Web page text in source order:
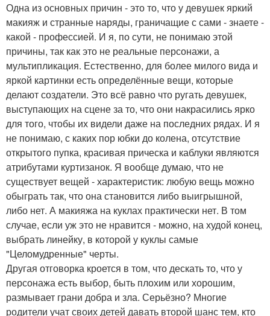
Одна из основных причин - это то, что у девушек яркий
макияж и странные наряды, граничащие с сами - знаете -
какой - профессией. И я, по сути, не понимаю этой
причины, так как это не реальные персонажи, а
мультипликация. Естественно, для более милого вида и
яркой картинки есть определённые вещи, которые
делают создатели. Это всё равно что ругать девушек,
выступающих на сцене за то, что они накрасились ярко
для того, чтобы их видели даже на последних рядах. И я
не понимаю, с каких пор юбки до колена, отсутствие
открытого пупка, красивая прическа и каблуки являются
атрибутами куртизанок. Я вообще думаю, что не
существует вещей - характеристик: любую вещь можно
обыграть так, что она становится либо выигрышной,
либо нет. А макияжа на куклах практически нет. В том
случае, если уж это не нравится - можно, на худой конец,
выбрать линейку, в которой у куклы самые
"Целомудренные" черты.
Другая отговорка кроется в том, что дескать то, что у
персонажа есть выбор, быть плохим или хорошим,
размывает грани добра и зла. Серьёзно? Многие
родители учат своих детей давать второй шанс тем, кто